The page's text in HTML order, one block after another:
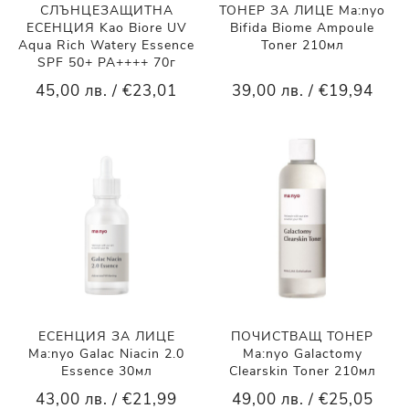
СЛЪНЦЕЗАЩИТНА
ЕСЕНЦИЯ Kao Biore UV
Aqua Rich Watery Essence
SPF 50+ PA++++ 70г
45,00 лв. / €23,01
ТОНЕР ЗА ЛИЦЕ Ma:nyo
Bifida Biome Ampoule
Toner 210мл
39,00 лв. / €19,94
ЕСЕНЦИЯ ЗА ЛИЦЕ
Ma:nyo Galac Niacin 2.0
Essence 30мл
43,00 лв. / €21,99
ПОЧИСТВАЩ ТОНЕР
Ma:nyo Galactomy
Clearskin Toner 210мл
49,00 лв. / €25,05